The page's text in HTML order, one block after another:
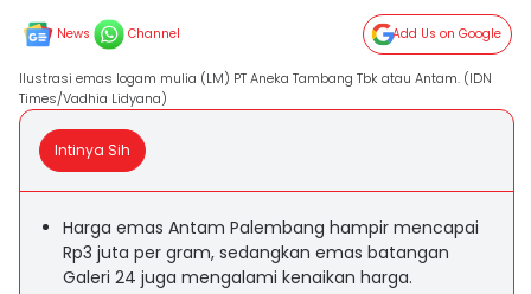
News Channel Add Us on Google
Ilustrasi emas logam mulia (LM) PT Aneka Tambang Tbk atau Antam. (IDN
Times/Vadhia Lidyana)
Intinya Sih
Harga emas Antam Palembang hampir mencapai
Rp3 juta per gram, sedangkan emas batangan
Galeri 24 juga mengalami kenaikan harga.